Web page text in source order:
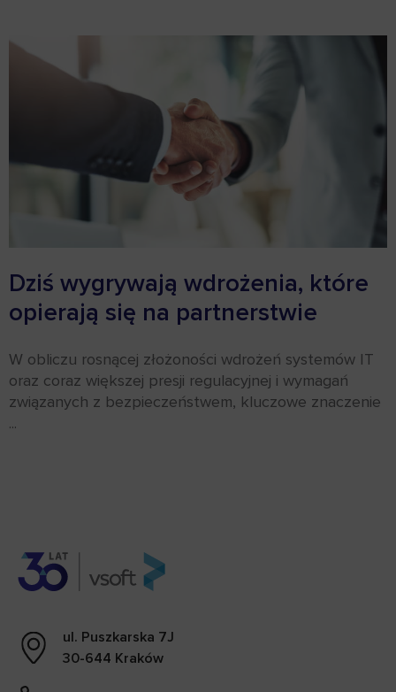
Dziś wygrywają wdrożenia, które
opierają się na partnerstwie
W obliczu rosnącej złożoności wdrożeń systemów IT
oraz coraz większej presji regulacyjnej i wymagań
związanych z bezpieczeństwem, kluczowe znaczenie
...
ul. Puszkarska 7J
30-644 Kraków